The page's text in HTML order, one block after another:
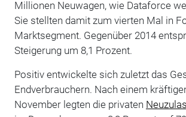
Millionen Neuwagen, wie Dataforce
Sie stellten damit zum vierten Mal in
Marktsegment. Gegenüber 2014
Steigerung um 8,1 Prozent.
Positiv entwickelte sich zuletzt das
Endverbrauchern. Nach einem
November legten die privaten